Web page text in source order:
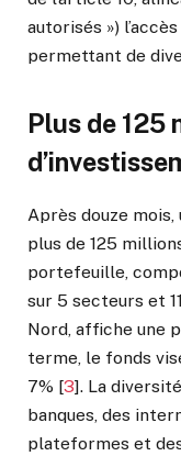
autorisés »)
permettant de
Plus de 125
Après douze mois,
plus de 125
portefeuille,
sur 5 secteurs et
Nord, affiche une
terme, le fonds
7% [3]. La
banques, des
plateformes et